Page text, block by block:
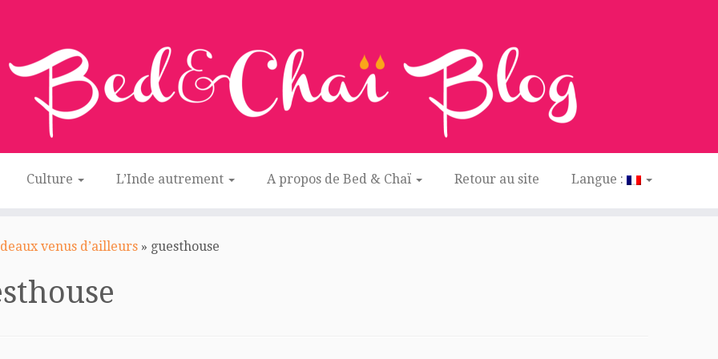
Culture L’Inde autrement A propos de Bed & Chaï Retour au site Langue :
venus d’ailleurs » guesthouse